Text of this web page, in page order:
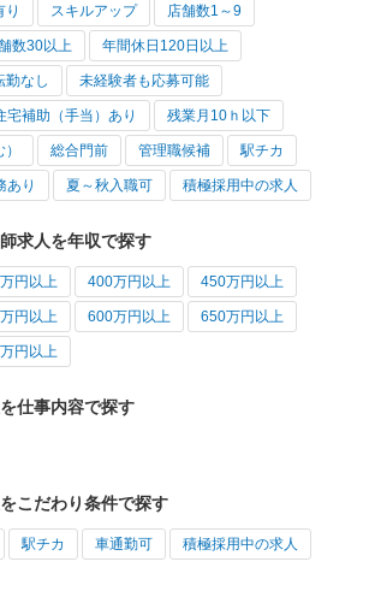
り スキルアップ 店舗数1～9
数30以上 年間休日120日以上
勤なし 未経験者も応募可能
宅補助（手当）あり 残業月10ｈ以下
総合門前 管理職候補 駅チカ
あり 夏～秋入職可 積極採用中の求人
求人を年収で探す
円以上 400万円以上 450万円以上
円以上 600万円以上 650万円以上
円以上
仕事内容で探す
こだわり条件で探す
駅チカ 車通勤可 積極採用中の求人